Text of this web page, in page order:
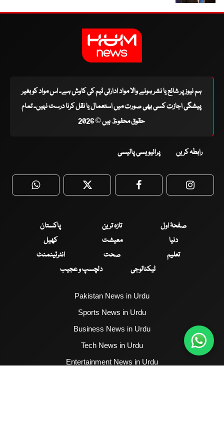
ہم نیوز پر شائع یا نشر ہونے والا مواد ادارتی ٹیم کی کاوش ہے۔ اس مواد کو بغیر
پیشگی اجازت کسی بھی صورت میں استعمال یا نقل کرنا درست نہیں۔ تمام
حقوق محفوظ ہیں © 2026
رابطہ کریں پرائیویسی پالیسی
WhatsApp Twitter Facebook
صفحۂ اول تازہ ترین
پاکستان
دنیا
معیشت
کھیل
تعلیم
صحت
انٹرٹینمنٹ
ٹیکنالوجی
دلچسپ و عجیب
Pakistan News in Urdu
Sports News in Urdu
Business News in Urdu
Tech News in Urdu
Entertainment News in Urdu